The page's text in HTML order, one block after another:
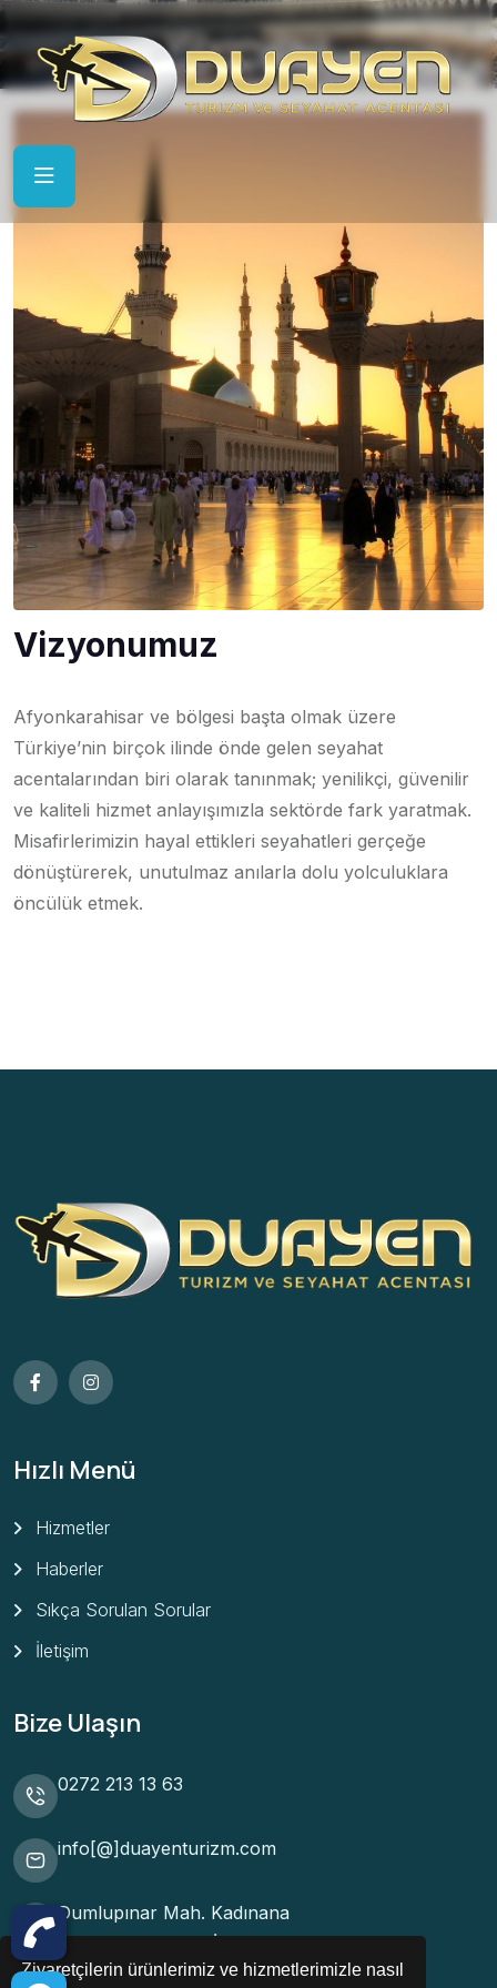
Ziyaretçilerin ürünlerimiz ve hizmetlerimizle nasıl
Vizyonumuz
Vizyonumuz
Afyonkarahisar ve bölgesi başta olmak üzere
Türkiye’nin birçok ilinde önde gelen seyahat
acentalarından biri olarak tanınmak; yenilikçi, güvenilir
ve kaliteli hizmet anlayışımızla sektörde fark yaratmak.
Misafirlerimizin hayal ettikleri seyahatleri gerçeğe
dönüştürerek, unutulmaz anılarla dolu yolculuklara
öncülük etmek.
Hızlı Menü
Hizmetler
Haberler
Sıkça Sorulan Sorular
İletişim
Bize Ulaşın
0272 213 13 63
info[@]duayenturizm.com
Dumlupınar Mah. Kadınana
Kat:1 Daire: 108